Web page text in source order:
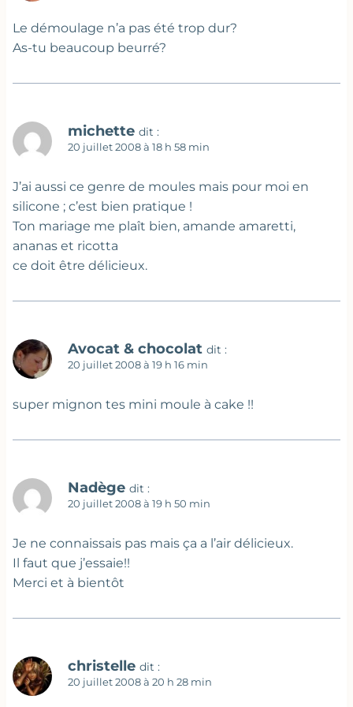
Le démoulage n’a pas été trop dur?
As-tu beaucoup beurré?
michette dit :
20 juillet 2008 à 18 h 58 min
J’ai aussi ce genre de moules mais pour moi en
silicone ; c’est bien pratique !
Ton mariage me plaît bien, amande amaretti,
ananas et ricotta
ce doit être délicieux.
Avocat & chocolat dit :
20 juillet 2008 à 19 h 16 min
super mignon tes mini moule à cake !!
Nadège dit :
20 juillet 2008 à 19 h 50 min
Je ne connaissais pas mais ça a l’air délicieux.
Il faut que j’essaie!!
Merci et à bientôt
christelle dit :
20 juillet 2008 à 20 h 28 min